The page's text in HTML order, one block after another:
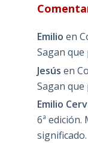
Emilio en
Sagan que
Jesús en
Sagan que
Emilio
6ª edición.
significado.